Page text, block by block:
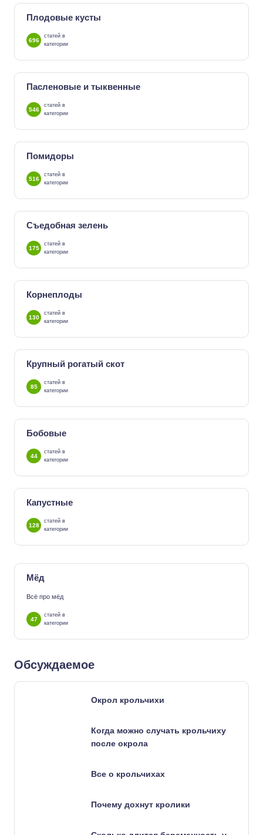
Плодовые кусты
696
статей в
категории
Пасленовые и тыквенные
546
статей в
категории
Помидоры
516
статей в
категории
Съедобная зелень
175
статей в
категории
Корнеплоды
130
статей в
категории
Крупный рогатый скот
85
статей в
категории
Бобовые
44
статей в
категории
Капустные
128
статей в
категории
Мёд
Всё про мёд
47
статей в
категории
Обсуждаемое
Окрол крольчихи
Когда можно случать крольчиху
после окрола
Все о крольчихах
Почему дохнут кролики